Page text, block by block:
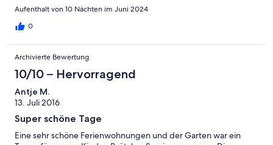
Aufenthalt von 10 Nächten im Juni 2024
0
Archivierte Bewertung
10/10 – Hervorragend
Antje M.
13. Juli 2016
Super schöne Tage
Eine sehr schöne Ferienwohnungen und der Garten war ein